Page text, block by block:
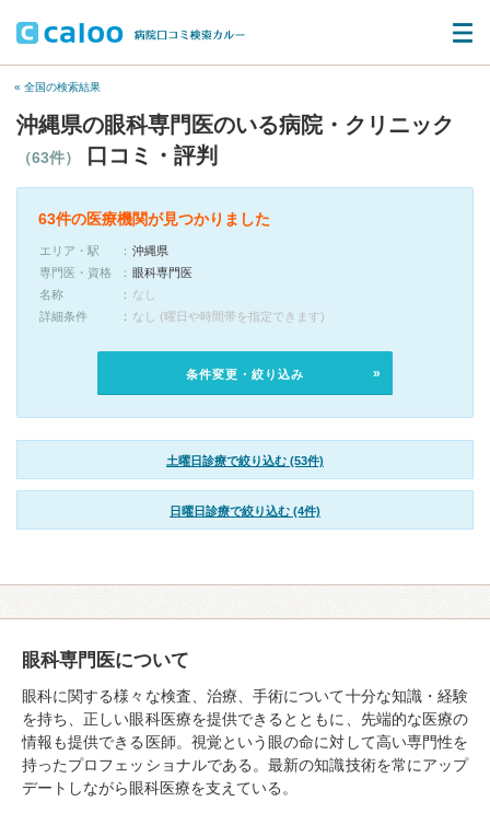
« 全国の検索結果
沖縄県の眼科専門医のいる病院・クリニック
（63件） 口コミ・評判
63件の医療機関が見つかりました
エリア・駅
沖縄県
専門医・資格
眼科専門医
名称
なし
詳細条件
なし (曜日や時間帯を指定できます)
条件変更・絞り込み
土曜日診療で絞り込む (53件)
日曜日診療で絞り込む (4件)
眼科専門医について
眼科に関する様々な検査、治療、手術について十分な知識・経験
を持ち、正しい眼科医療を提供できるとともに、先端的な医療の
情報も提供できる医師。視覚という眼の命に対して高い専門性を
持ったプロフェッショナルである。最新の知識技術を常にアップ
デートしながら眼科医療を支えている。